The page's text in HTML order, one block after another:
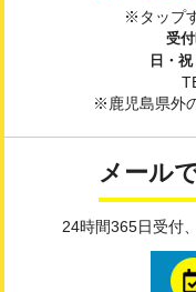
※タップ
受
日・
※鹿児島県外
メール
24時間365日受付